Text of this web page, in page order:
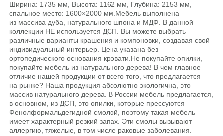
Ширина: 1735 мм, Высота: 1162 мм, Глубина: 2153 мм,
спальное место: 1600×2000 мм.Мебель выполнена
из массива дуба, натурального шпона и МДФ. В данной
коллекции НЕ используется ДСП. Вы можете выбрать
различные варианты крашения и компоновки, создавая свой
индивидуальный интерьер. Цена указана без
ортопедического основания кровати.He покупайте опилки,
покупайте мебель из натурального дерева! В чем главное
отличие нашей продукции от всего того, что предлагается
на рынке? Наша продукция абсолютно экологична, это
массив натурального дерева. В России мебель предлагается,
в основном, из ДСП, это опилки, которые прессуются
Фенолформальдегидной смолой, поэтому такая мебель
имеет характерный резкий запах. Эти смолы вызывают
аллергию, тяжелые, в том числе раковые заболевания.